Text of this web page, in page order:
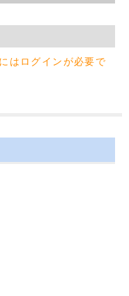
はログインが必要で